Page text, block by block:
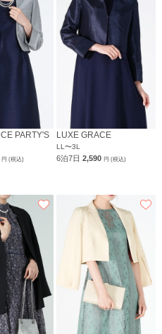
PARTY'S
円 (税込)
LUXE GRACE
LL〜3L
6泊7日2,590円 (税込)